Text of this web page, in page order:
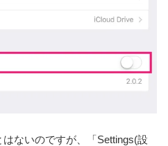
ないのですが、「Settings(設